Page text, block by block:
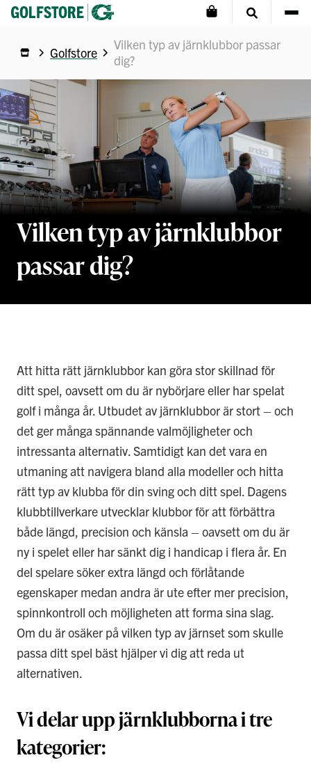
Golfstore
Vilken typ av järnklubbor passar
dig?
Vilken typ av järnklubbor
passar dig?
Att hitta rätt järnklubbor kan göra stor skillnad för
ditt spel, oavsett om du är nybörjare eller har spelat
golf i många år. Utbudet av järnklubbor är stort – och
det ger många spännande valmöjligheter och
intressanta alternativ. Samtidigt kan det vara en
utmaning att navigera bland alla modeller och hitta
rätt typ av klubba för din sving och ditt spel. Dagens
klubbtillverkare utvecklar klubbor för att förbättra
både längd, precision och känsla – oavsett om du är
ny i spelet eller har sänkt dig i handicap i flera år. En
del spelare söker extra längd och förlåtande
egenskaper medan andra är ute efter mer precision,
spinnkontroll och möjligheten att forma sina slag.
Om du är osäker på vilken typ av järnset som skulle
passa ditt spel bäst hjälper vi dig att reda ut
alternativen.
Vi delar upp järnklubborna i tre
kategorier: